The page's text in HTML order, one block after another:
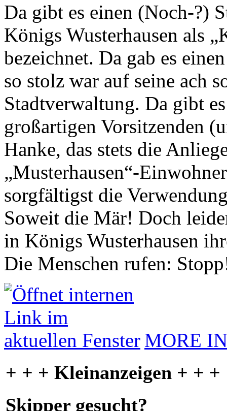
Da gibt es einen (Noch-?)
Königs Wusterhausen als
bezeichnet. Da gab es
so stolz war auf seine ach
Stadtverwaltung. Da gibt
großartigen Vorsitzenden
Hanke, das stets die
„Musterhausen“-
sorgfältigst die
Soweit die Mär! Doch
in Königs Wusterhausen
Die Menschen rufen:
MORE
+ + + Kleinanzeigen + + +
Skipper gesucht?